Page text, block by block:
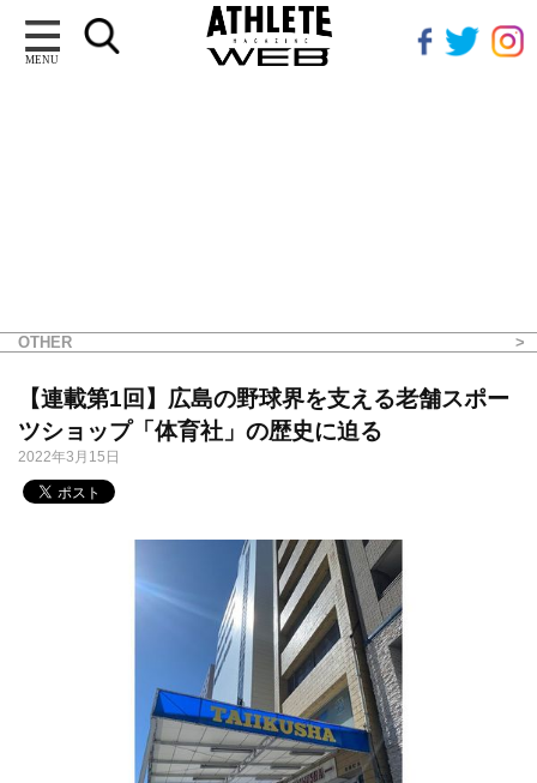
MENU
OTHER
【連載第1回】広島の野球界を支える老舗スポー
ツショップ「体育社」の歴史に迫る
2022年3月15日